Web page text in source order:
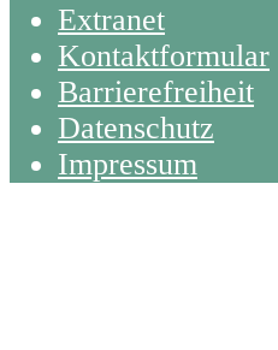
Extranet
Kontaktformular
Barrierefreiheit
Datenschutz
Impressum